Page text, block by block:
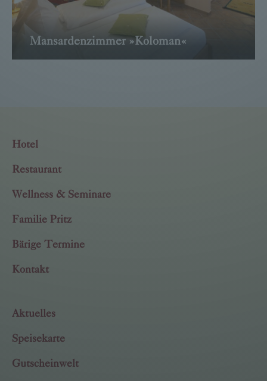
Mansardenzimmer »Koloman«
Hotel
Restaurant
Wellness & Seminare
Familie Pritz
Bärige Termine
Kontakt
Aktuelles
Speisekarte
Gutscheinwelt